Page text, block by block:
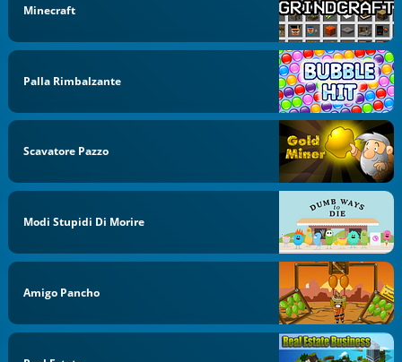
Minecraft
Palla Rimbalzante
Scavatore Pazzo
Modi Stupidi Di Morire
Amigo Pancho